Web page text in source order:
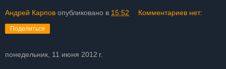
Андрей Карпов опубликовано в 15:52 Комментариев нет:
Поделиться
понедельник, 11 июня 2012 г.